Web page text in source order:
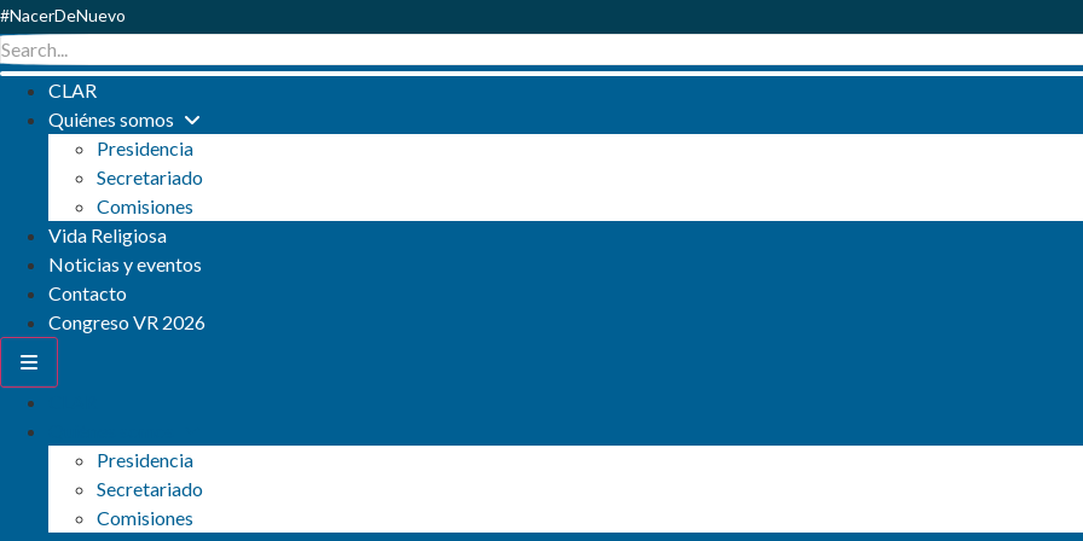
#NacerDeNuevo
CLAR
Quiénes somos
Presidencia
Secretariado
Comisiones
Vida Religiosa
Noticias y eventos
Contacto
Congreso VR 2026
Presidencia
Secretariado
Comisiones